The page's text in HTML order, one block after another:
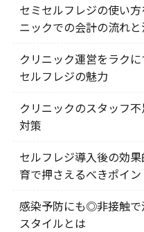
セミセルフレジの使い
ニックでの会計の流れ
クリニック運営をラク
セルフレジの魅力
クリニックのスタッフ
対策
セルフレジ導入後の効
育で押さえるべきポイン
感染予防にも◎非接触
スタイルとは